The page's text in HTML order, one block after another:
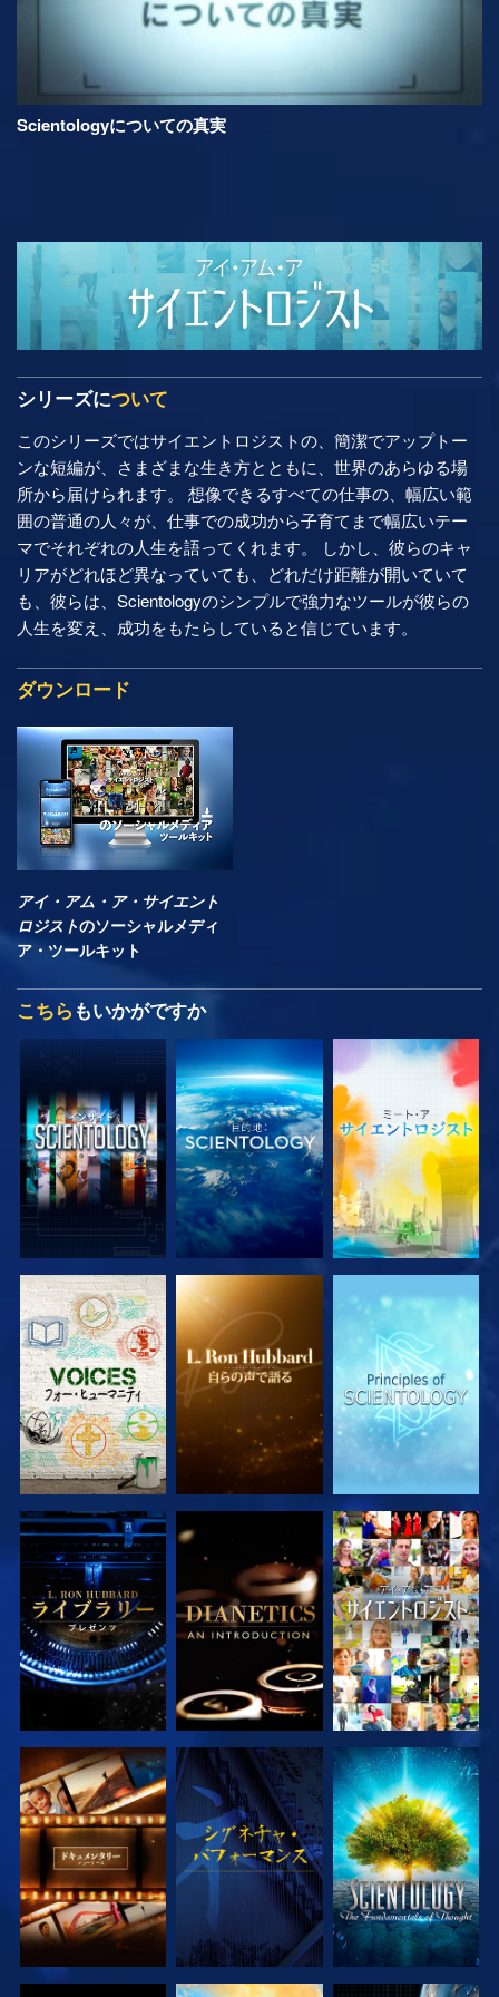
Scientologyについての真実
シリーズについて
このシリーズではサイエントロジストの、簡潔でアップトー
ンな短編が、さまざまな生き方とともに、世界のあらゆる場
所から届けられます。 想像できるすべての仕事の、幅広い範
囲の普通の人々が、仕事での成功から子育てまで幅広いテー
マでそれぞれの人生を語ってくれます。 しかし、彼らのキャ
リアがどれほど異なっていても、どれだけ距離が開いていて
も、彼らは、Scientologyのシンプルで強力なツールが彼らの
人生を変え、成功をもたらしていると信じています。
ダウンロード
アイ・アム・ア・サイエント
ロジストのソーシャルメディ
ア・ツールキット
こちら もいかがですか
シリーズを探求 シリーズを探求 シリーズを探求
シリーズを探求 シリーズを探求 観る
シリーズを探求 観る シリーズを探求